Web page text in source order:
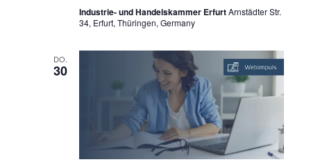
Industrie- und Handelskammer ErfurtArnstädter Str.
34, Erfurt, Thüringen, Germany
DO.
30